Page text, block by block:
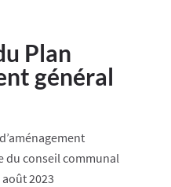
Plan
général
du conseil communal
2023